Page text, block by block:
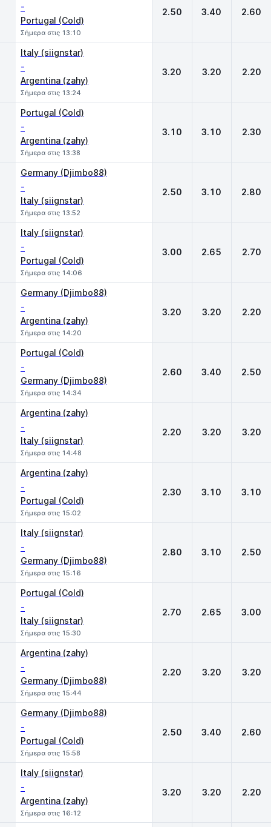
-
Portugal (Cold)
Σήμερα στις 13:10
2.50 3.40 2.60
Italy (siignstar)
-
Argentina (zahy)
Σήμερα στις 13:24
3.20 3.20 2.20
Portugal (Cold)
-
Argentina (zahy)
Σήμερα στις 13:38
3.10 3.10 2.30
Germany (Djimbo88)
-
Italy (siignstar)
Σήμερα στις 13:52
2.50 3.10 2.80
Italy (siignstar)
-
Portugal (Cold)
Σήμερα στις 14:06
3.00 2.65 2.70
Germany (Djimbo88)
-
Argentina (zahy)
Σήμερα στις 14:20
3.20 3.20 2.20
Portugal (Cold)
-
Germany (Djimbo88)
Σήμερα στις 14:34
2.60 3.40 2.50
Argentina (zahy)
-
Italy (siignstar)
Σήμερα στις 14:48
2.20 3.20 3.20
Argentina (zahy)
-
Portugal (Cold)
Σήμερα στις 15:02
2.30 3.10 3.10
Italy (siignstar)
-
Germany (Djimbo88)
Σήμερα στις 15:16
2.80 3.10 2.50
Portugal (Cold)
-
Italy (siignstar)
Σήμερα στις 15:30
2.70 2.65 3.00
Argentina (zahy)
-
Germany (Djimbo88)
Σήμερα στις 15:44
2.20 3.20 3.20
Germany (Djimbo88)
-
Portugal (Cold)
Σήμερα στις 15:58
2.50 3.40 2.60
Italy (siignstar)
-
Argentina (zahy)
Σήμερα στις 16:12
3.20 3.20 2.20